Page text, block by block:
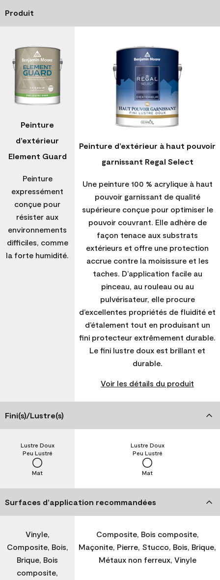
Produit
Peinture
d’extérieur
Element Guard
Peinture
expressément
conçue pour
résister aux
environnements
difficiles, comme
la forte humidité.
Peinture d’extérieur à haut pouvoir
garnissant Regal Select
Une peinture 100 % acrylique à haut
pouvoir garnissant de qualité
supérieure conçue pour optimiser le
pouvoir couvrant. Elle adhère de
façon tenace aux substrats
extérieurs et offre une protection
accrue contre la moisissure et les
taches. D’application facile au
pinceau, au rouleau ou au
pulvérisateur, elle procure
d’excellentes propriétés de fluidité et
d’étalement tout en produisant un
fini protecteur extrêmement durable.
Le fini lustre doux est brillant et
durable.
Voir les détails du produit
Fini(s)/Lustre(s)
Mat
Peu Lustré
Lustre Doux
Mat
Peu Lustré
Lustre Doux
Surfaces d’application recommandées
Vinyle,
Composite, Bois,
Brique, Bois
composite,
Composite, Bois composite,
Maçonite, Pierre, Stucco, Bois, Brique,
Métaux non ferreux, Vinyle